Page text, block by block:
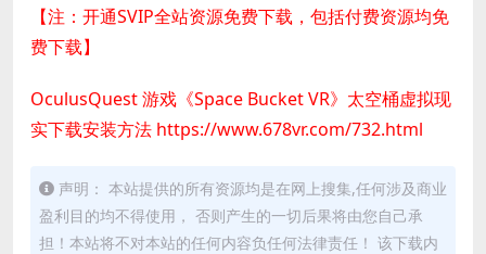
【注：开通SVIP全站资源免费下载，包括付费资源均免
费下载】
OculusQuest 游戏《Space Bucket VR》太空桶虚拟现
实下载安装方法 https://www.678vr.com/732.html
声明： 本站提供的所有资源均是在网上搜集,任何涉及商业
盈利目的均不得使用， 否则产生的一切后果将由您自己承
担！本站将不对本站的任何内容负任何法律责任！ 该下载内